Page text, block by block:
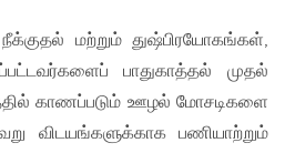
மற்றும் துஷ்பிரயோகங்கள்,
பாதுகாத்தல் முதல்
காணப்படும் ஊழல் மோசடிகளை
விடயங்களுக்காக பணியாற்றும்